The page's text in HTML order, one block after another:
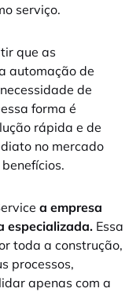
serviço.
que as
automação de
de
forma é
rápida e de
no mercado
a empresa
especializada. Essa
toda a construção,
processos,
apenas com a